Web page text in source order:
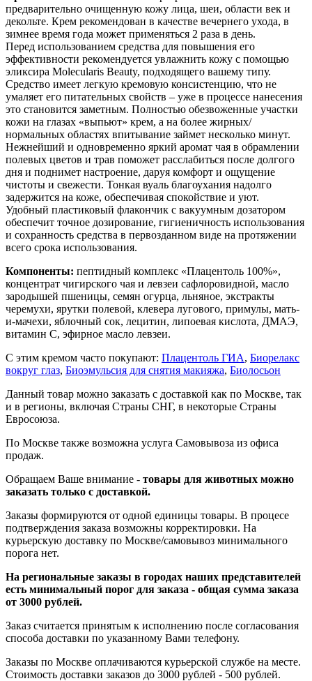
предварительно очищенную кожу лица, шеи, области век и
декольте. Крем рекомендован в качестве вечернего ухода, в
зимнее время года может применяться 2 раза в день.
Перед использованием средства для повышения его
эффективности рекомендуется увлажнить кожу с помощью
эликсира Molecularis Beauty, подходящего вашему типу.
Средство имеет легкую кремовую консистенцию, что не
умаляет его питательных свойств – уже в процессе нанесения
это становится заметным. Полностью обезвоженные участки
кожи на глазах «выпьют» крем, а на более жирных/
нормальных областях впитывание займет несколько минут.
Нежнейший и одновременно яркий аромат чая в обрамлении
полевых цветов и трав поможет расслабиться после долгого
дня и поднимет настроение, даруя комфорт и ощущение
чистоты и свежести. Тонкая вуаль благоухания надолго
задержится на коже, обеспечивая спокойствие и уют.
Удобный пластиковый флакончик с вакуумным дозатором
обеспечит точное дозирование, гигиеничность использования
и сохранность средства в первозданном виде на протяжении
всего срока использования.
Компоненты: пептидный комплекс «Плацентоль 100%»,
концентрат чигирского чая и левзеи сафлоровидной, масло
зародышей пшеницы, семян огурца, льняное, экстракты
черемухи, ярутки полевой, клевера лугового, примулы, мать-
и-мачехи, яблочный сок, лецитин, липоевая кислота, ДМАЭ,
витамин С, эфирное масло левзеи.
С этим кремом часто покупают: Плацентоль ГИА, Биорелакс
вокруг глаз, Биоэмульсия для снятия макияжа, Биолосьон
Данный товар можно заказать с доставкой как по Москве, так
и в регионы, включая Страны СНГ, в некоторые Страны
Евросоюза.
По Москве также возможна услуга Самовывоза из офиса
продаж.
Обращаем Ваше внимание - товары для животных можно
заказать только с доставкой.
Заказы формируются от одной единицы товары. В процесе
подтверждения заказа возможны корректировки. На
курьерскую доставку по Москве/самовывоз минимального
порога нет.
На региональные заказы в городах наших представителей
есть минимальный порог для заказа - общая сумма заказа
от 3000 рублей.
Заказ считается принятым к исполнению после согласования
способа доставки по указанному Вами телефону.
Заказы по Москве оплачиваются курьерской службе на месте.
Стоимость доставки заказов до 3000 рублей - 500 рублей.